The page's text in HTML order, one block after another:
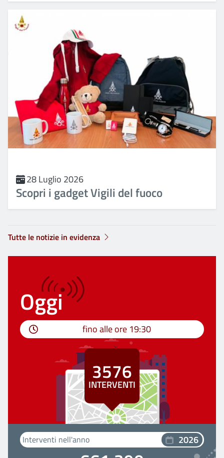
28 Luglio 2026
Scopri i gadget Vigili del fuoco
Tutte le notizie in evidenza
Oggi
fino alle ore 19:30
3576
INTERVENTI
Interventi nell'anno 2026